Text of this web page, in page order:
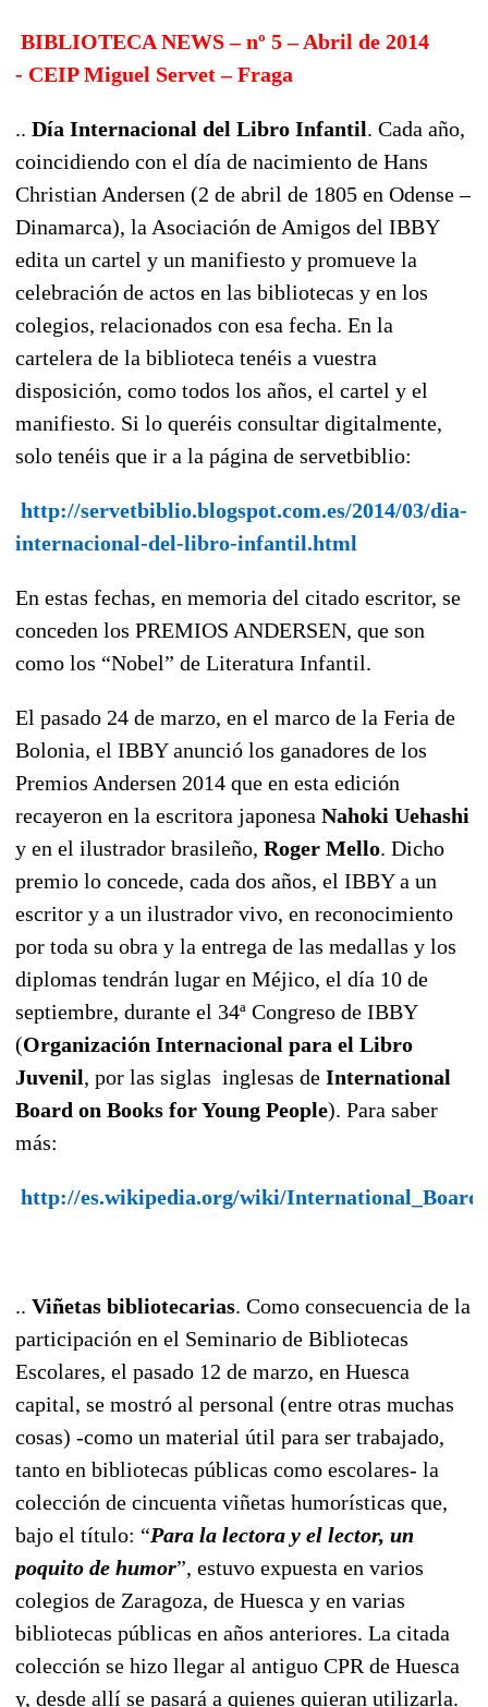
BIBLIOTECA NEWS – nº 5 – Abril de 2014
- CEIP Miguel Servet – Fraga
.. Día Internacional del Libro Infantil. Cada año,
coincidiendo con el día de nacimiento de Hans
Christian Andersen (2 de abril de 1805 en Odense –
Dinamarca), la Asociación de Amigos del IBBY
edita un cartel y un manifiesto y promueve la
celebración de actos en las bibliotecas y en los
colegios, relacionados con esa fecha. En la
cartelera de la biblioteca tenéis a vuestra
disposición, como todos los años, el cartel y el
manifiesto. Si lo queréis consultar digitalmente,
solo tenéis que ir a la página de servetbiblio:
http://servetbiblio.blogspot.com.es/2014/03/dia-
internacional-del-libro-infantil.html
En estas fechas, en memoria del citado escritor, se
conceden los PREMIOS ANDERSEN, que son
como los “Nobel” de Literatura Infantil.
El pasado 24 de marzo, en el marco de la Feria de
Bolonia, el IBBY anunció los ganadores de los
Premios Andersen 2014 que en esta edición
recayeron en la escritora japonesa Nahoki Uehashi
y en el ilustrador brasileño, Roger Mello. Dicho
premio lo concede, cada dos años, el IBBY a un
escritor y a un ilustrador vivo, en reconocimiento
por toda su obra y la entrega de las medallas y los
diplomas tendrán lugar en Méjico, el día 10 de
septiembre, durante el 34ª Congreso de IBBY
(Organización Internacional para el Libro
Juvenil, por las siglas inglesas de International
Board on Books for Young People). Para saber
más:
http://es.wikipedia.org/wiki/
.. Viñetas bibliotecarias. Como consecuencia de la
participación en el Seminario de Bibliotecas
Escolares, el pasado 12 de marzo, en Huesca
capital, se mostró al personal (entre otras muchas
cosas) -como un material útil para ser trabajado,
tanto en bibliotecas públicas como escolares- la
colección de cincuenta viñetas humorísticas que,
bajo el título: “Para la lectora y el lector, un
poquito de humor”, estuvo expuesta en varios
colegios de Zaragoza, de Huesca y en varias
bibliotecas públicas en años anteriores. La citada
colección se hizo llegar al antiguo CPR de Huesca
y, desde allí se pasará a quienes quieran utilizarla.